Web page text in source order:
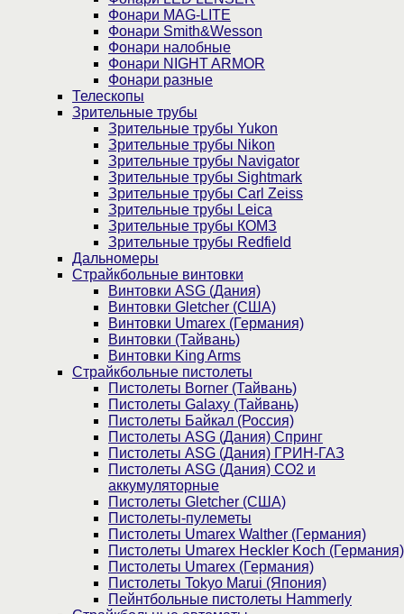
Фонари MAG-LITE
Фонари Smith&Wesson
Фонари налобные
Фонари NIGHT ARMOR
Фонари разные
Телескопы
Зрительные трубы
Зрительные трубы Yukon
Зрительные трубы Nikon
Зрительные трубы Navigator
Зрительные трубы Sightmark
Зрительные трубы Carl Zeiss
Зрительные трубы Leica
Зрительные трубы КОМЗ
Зрительные трубы Redfield
Дальномеры
Страйкбольные винтовки
Винтовки ASG (Дания)
Винтовки Gletcher (США)
Винтовки Umarex (Германия)
Винтовки (Тайвань)
Винтовки King Arms
Страйкбольные пистолеты
Пистолеты Borner (Тайвань)
Пистолеты Galaxy (Тайвань)
Пистолеты Байкал (Россия)
Пистолеты ASG (Дания) Спринг
Пистолеты ASG (Дания) ГРИН-ГАЗ
Пистолеты ASG (Дания) CO2 и
аккумуляторные
Пистолеты Gletcher (США)
Пистолеты-пулеметы
Пистолеты Umarex Walther (Германия)
Пистолеты Umarex Heckler Koch (Германия)
Пистолеты Umarex (Германия)
Пистолеты Tokyo Marui (Япония)
Пейнтбольные пистолеты Hammerly